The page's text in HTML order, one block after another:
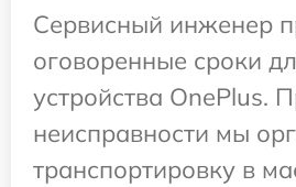
Сервисный инженер
оговоренные сроки
устройства OnePlus.
неисправности мы
транспортировку в